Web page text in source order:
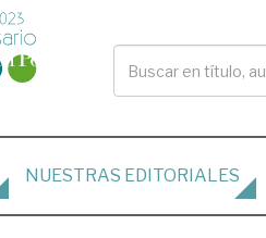
NUESTRAS EDITORIALES